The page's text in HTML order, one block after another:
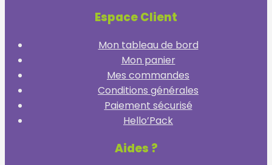
Espace Client
Mon tableau de bord
Mon panier
Mes commandes
Conditions générales
Paiement sécurisé
Hello’Pack
Aides ?